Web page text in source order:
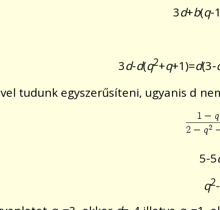
3d+b(q-
3d-d(q2+q+1)=d(3-
tudunk egyszerűsíteni, ugyanis d
5-5
q2